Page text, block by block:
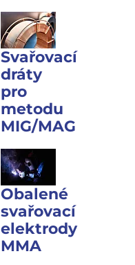
Svařovací
dráty
pro
metodu
MIG/MAG
Obalené
svařovací
elektrody
MMA